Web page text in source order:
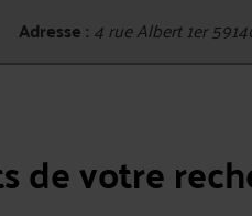
Adresse : 4 rue Albert 1er
de votre